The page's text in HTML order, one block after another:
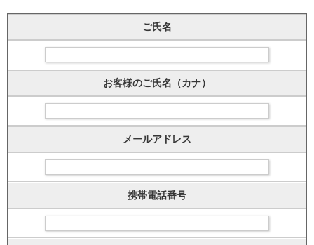
ご氏名
お客様のご氏名（カナ）
メールアドレス
携帯電話番号